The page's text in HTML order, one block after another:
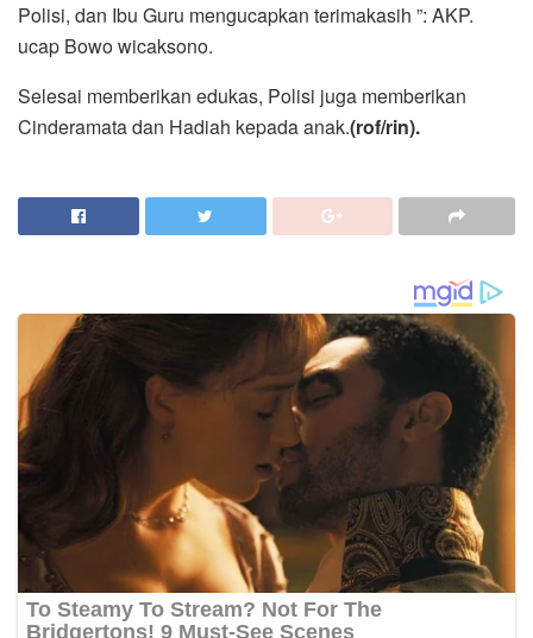
Polisi, dan Ibu Guru mengucapkan terimakasih ”: AKP.
ucap Bowo wicaksono.
Selesai memberikan edukas, Polisi juga memberikan
Cinderamata dan Hadiah kepada anak.(rof/rin).